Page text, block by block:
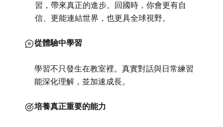
習，帶來真正的進步。回國時，你會更有自
信、更能連結世界，也更具全球視野。
從體驗中學習
學習不只發生在教室裡。真實對話與日常練習
能深化理解，並加速成長。
培養真正重要的能力